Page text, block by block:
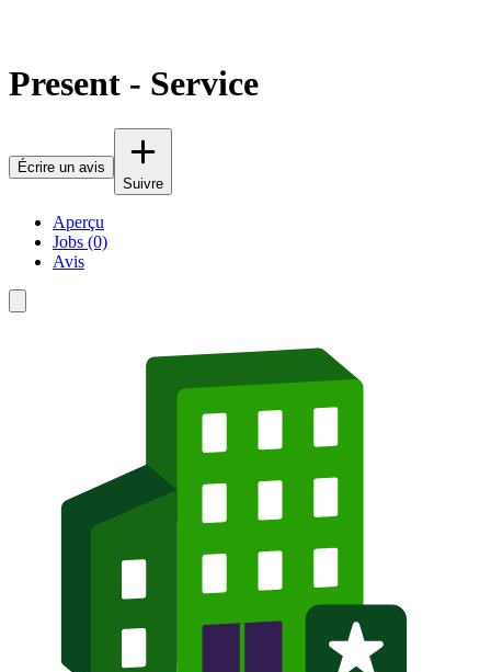
Present - Service
Écrire un avis
Suivre
Aperçu
Jobs (0)
Avis